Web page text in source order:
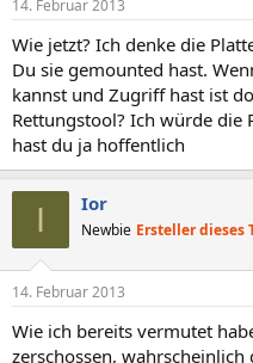
14. Februar 2013
Wie jetzt? Ich denke die
Du sie gemounted hast.
kannst und Zugriff hast ist
Rettungstool? Ich würde die
hast du ja hoffentlich
I Ior
Newbie Ersteller dieses
14. Februar 2013
Wie ich bereits vermutet
zerschossen,